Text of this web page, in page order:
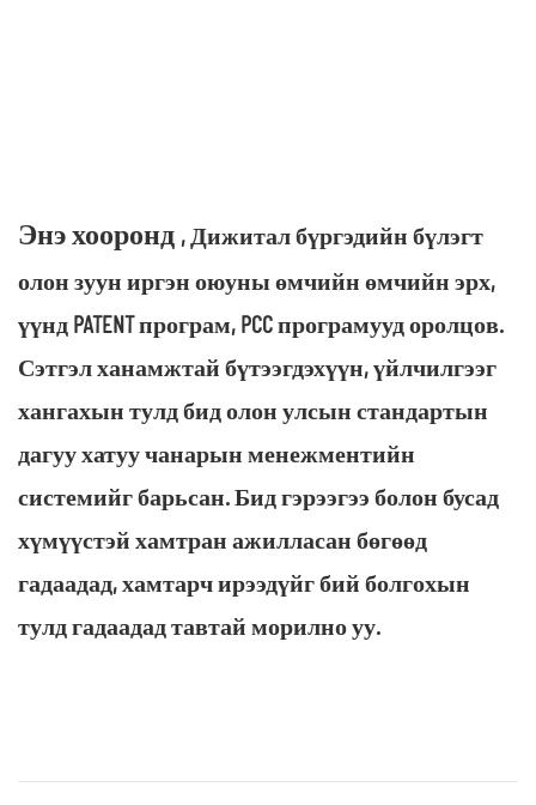
Энэ хооронд , Дижитал бүргэдийн бүлэгт
олон зуун иргэн оюуны өмчийн өмчийн эрх,
үүнд PATENT програм, PCC програмууд оролцов.
Сэтгэл ханамжтай бүтээгдэхүүн, үйлчилгээг
хангахын тулд бид олон улсын стандартын
дагуу хатуу чанарын менежментийн
системийг барьсан. Бид гэрээгээ болон бусад
хүмүүстэй хамтран ажилласан бөгөөд
гадаадад, хамтарч ирээдүйг бий болгохын
тулд гадаадад тавтай морилно уу.